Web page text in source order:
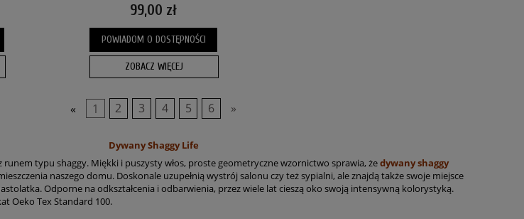
99,00 zł
POWIADOM O DOSTĘPNOŚCI
ZOBACZ WIĘCEJ
« 1 2 3 4 5 6 »
Dywany Shaggy Life
typu shaggy. Miękki i puszysty włos, proste geometryczne wzornictwo sprawia, żedywany shaggy
naszego domu. Doskonale uzupełnią wystrój salonu czy też sypialni, ale znajdą także swoje miejsce
Odporne na odkształcenia i odbarwienia, przez wiele lat cieszą oko swoją intensywną kolorystyką.
Oeko Tex Standard 100.